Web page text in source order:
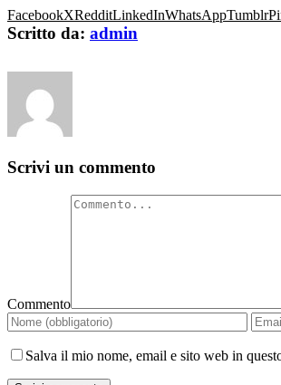
FacebookXRedditLinkedInWhatsAppTumblr
Scritto da: admin
Scrivi un commento
Commento
Salva il mio nome, email e sito web in